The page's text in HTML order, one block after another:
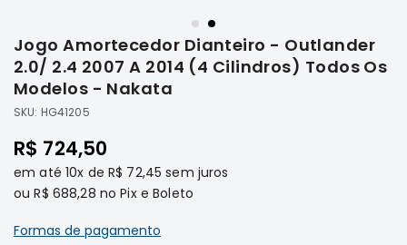
Filtros
Transmissão
Elétrica
Suspensão
Correias
o
início
da
de
imagens
Jogo Amortecedor Dianteiro - Outlander
2.0/ 2.4 2007 A 2014 (4 Cilindros) Todos Os
Modelos - Nakata
SKU: HG41205
R$ 724,50
em até 10x de R$ 72,45 sem juros
ouR$ 688,28 no Pix e Boleto
Formas de pagamento